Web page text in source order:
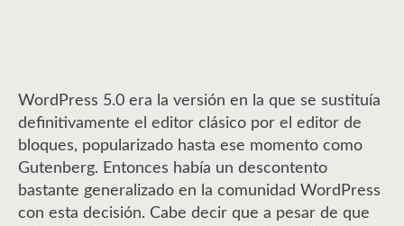
WordPress 5.0 era la versión en la que se sustituía
definitivamente el editor clásico por el editor de
bloques, popularizado hasta ese momento como
Gutenberg. Entonces había un descontento
bastante generalizado en la comunidad WordPress
con esta decisión. Cabe decir que a pesar de que